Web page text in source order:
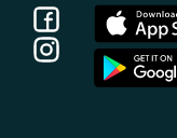
Facebook
Instagram
App
Store
App
Store